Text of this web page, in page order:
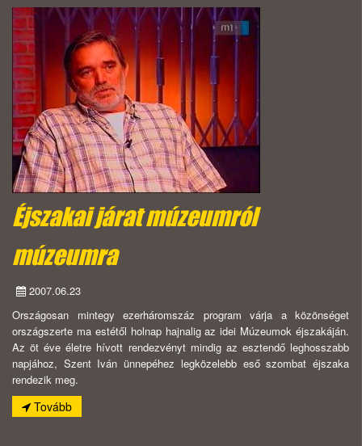
Éjszakai járat múzeumról
múzeumra
2007.06.23
Országosan mintegy ezerháromszáz program várja a közönséget
országszerte ma estétől holnap hajnalig az idei Múzeumok éjszakáján.
Az öt éve életre hívott rendezvényt mindig az esztendő leghosszabb
napjához, Szent Iván ünnepéhez legközelebb eső szombat éjszaka
rendezik meg.
Tovább